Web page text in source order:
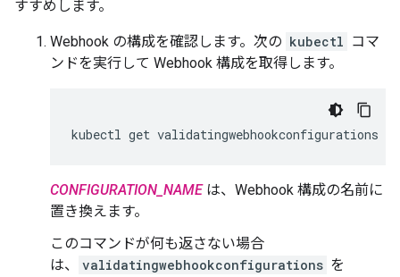
すすめします。
Webhook の構成を確認します。次の kubectl コマ
ンドを実行して Webhook 構成を取得します。
kubectl get validatingwebhookconfigurations
CONFIGURATION_NAMEは、Webhook 構成の名前に
置き換えます。
このコマンドが何も返さない場合
は、
validatingwebhookconfigurations を